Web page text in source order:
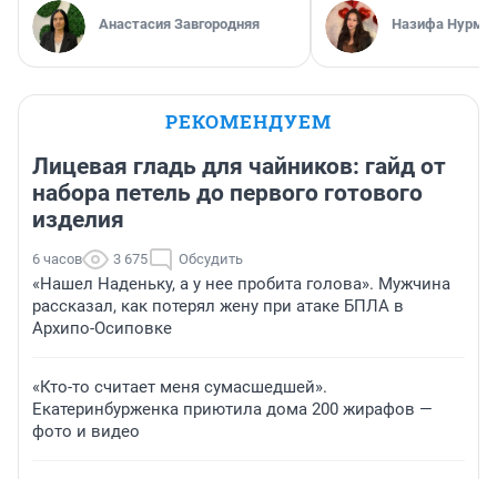
Анастасия Завгородняя Назифа
РЕКОМЕНДУЕМ
Лицевая гладь для чайников: гайд от
набора петель до первого готового
изделия
6 часов 3 675 Обсудить
«Нашел Наденьку, а у нее пробита голова». Мужчина
рассказал, как потерял жену при атаке БПЛА в
Архипо-Осиповке
«Кто-то считает меня сумасшедшей».
Екатеринбурженка приютила дома 200 жирафов —
фото и видео